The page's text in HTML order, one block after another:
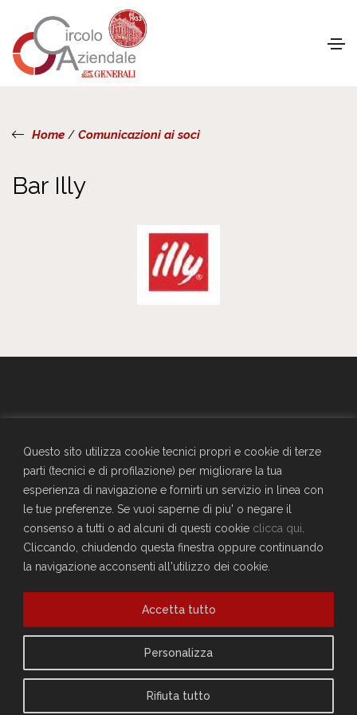
Questo sito utilizza cookie tecnici propri e cookie di terze
parti (tecnici e di profilazione) per migliorare la tua
esperienza di navigazione e fornirti un servizio in linea con
le tue preferenze. Se vuoi saperne di piu' o negare il
consenso a tutti o ad alcuni di questi cookie clicca qui
Cliccando, chiudendo questa finestra oppure continuando
la navigazione acconsenti all'utilizzo dei cookie.
Personalizza
Rifiuta tutto
Accetta tutto
Home/ Comunicazioni ai soci
Bar Illy
SEDE SOCIALE
Largo Don Bonifacio 1, 34125 Trieste
Telefono: 040671198
CF. 90025330326
craltrieste@generali.com
Vuoi diventare socio del Circolo?
Scopri come fare
Sei già socio?
Compila il form per richiedere la registrazione al sito
Accedi
Privacy Policy
Cookie Policy